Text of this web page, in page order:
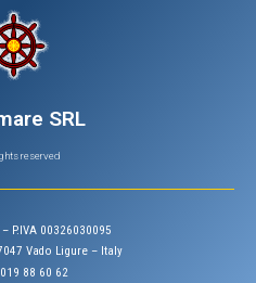
SRL
reserved
– P.IVA 00326030095
Vado Ligure – Italy
88 60 62